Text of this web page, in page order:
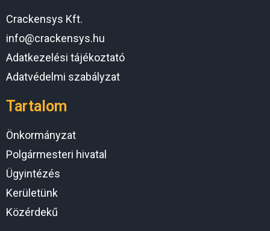
Crackensys Kft.
info@crackensys.hu
Adatkezelési tájékoztató
Adatvédelmi szabályzat
Tartalom
Önkormányzat
Polgármesteri hivatal
Ügyintézés
Kerületünk
Közérdekű